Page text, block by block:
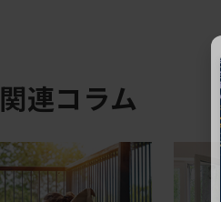
関連コラム